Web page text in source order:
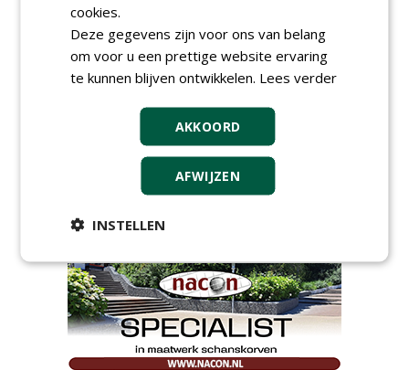
gemeenten Voorne aan Zee en Nissewaard
aan Ünsal Infratechniek.
vrijdag 7 augustus 2026
Gemeente Tilburg gunt ecologische
verbindingszone Zwaluwenbunders en
boslandschap Rugdijk aan Van Helvoirt
vrijdag 7 augustus 2026
Gemeente Eindhoven gunt groot
onderhoud ''Stedelijk bos'' binnen de
bebouwingscontour houtkap aan
Boomrooierij Weijtmans.
donderdag 6 augustus 2026
cookies.
Deze gegevens zijn voor ons van belang
om voor u een prettige website ervaring
te kunnen blijven ontwikkelen. Lees verder
AKKOORD
AFWIJZEN
INSTELLEN